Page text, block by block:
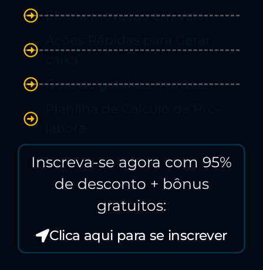
Ebook Inovação em Valor
Guia de gatilhos mentais
Inscreva-se agora com 95%
de desconto + bônus
gratuitos:
Clica aqui para se inscrever